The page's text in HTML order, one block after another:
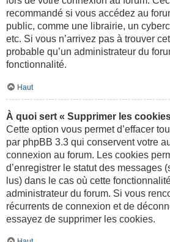
recommandé si vous accédez au
public, comme une librairie, un
etc. Si vous n’arrivez pas à trouver
probable qu’un administrateur du
fonctionnalité.
Haut
À quoi sert « Supprimer les
Cette option vous permet d’effacer
par phpBB 3.3 qui conservent votre
connexion au forum. Les cookies
d’enregistrer le statut des messages
lus) dans le cas où cette
administrateur du forum. Si vous
récurrents de connexion et de
essayez de supprimer les cookies.